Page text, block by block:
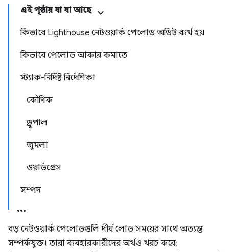
এই পৃষ্ঠায় যা যা আছে
কিভাবে Lighthouse নেটওয়ার্ক পেলোড অডিট ব্যর্থ হয়
কিভাবে পেলোড আকার কমাতে
স্ট্যাক-নির্দিষ্ট নির্দেশিকা
কৌণিক
ড্রুপাল
জুমলা
ওয়ার্ডপ্রেস
সম্পদ
বড় নেটওয়ার্ক পেলোডগুলি দীর্ঘ লোড সময়ের সাথে অত্যন্ত
সম্পর্কযুক্ত। তারা ব্যবহারকারীদের অর্থও খরচ করে;